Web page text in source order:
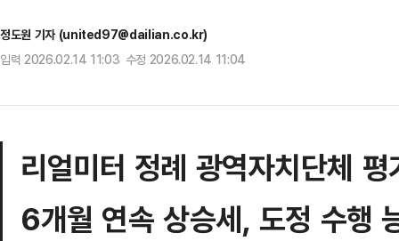
정도원 기자 (united97@dailian.co.kr)
입력 2026.02.14 11:03 수정 2026.02.14 11:04
리얼미터 정례 광역자치단체 평
6개월 연속 상승세, 도정 수행